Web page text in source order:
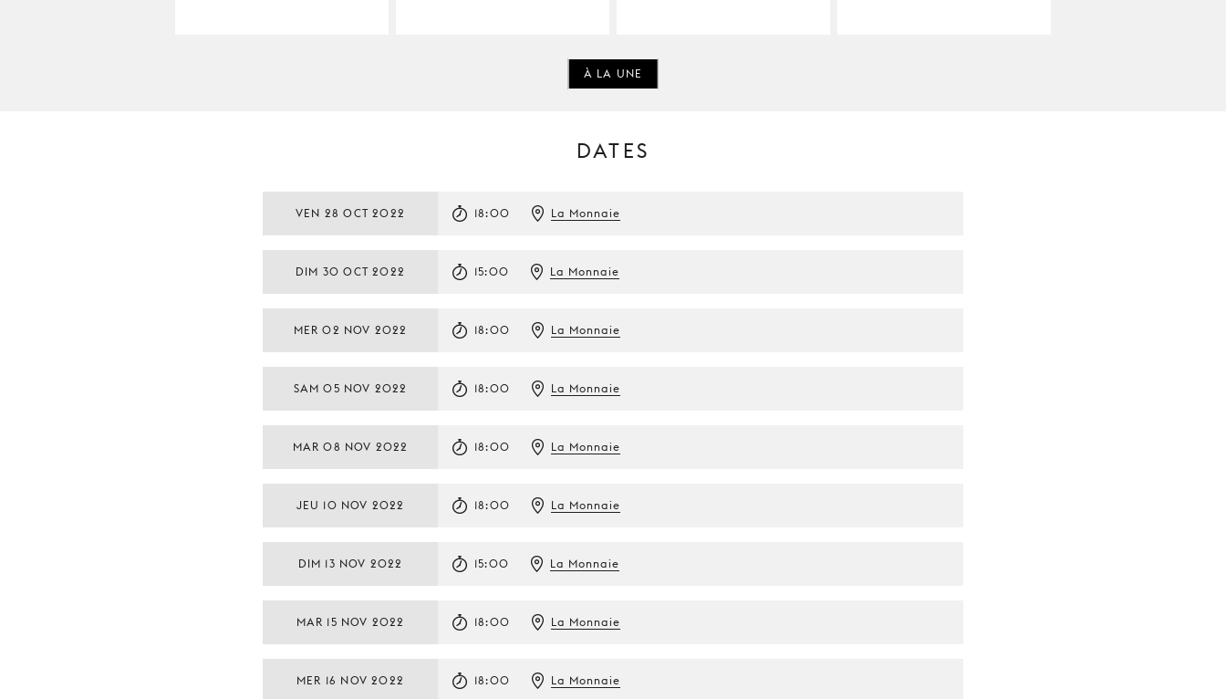
À LA UNE
DATES
VEN 28 OCT 2022 18:00 La Monnaie
DIM 30 OCT 2022 15:00 La Monnaie
MER 02 NOV 2022 18:00 La Monnaie
SAM 05 NOV 2022 18:00 La Monnaie
MAR 08 NOV 2022 18:00 La Monnaie
JEU 10 NOV 2022 18:00 La Monnaie
DIM 13 NOV 2022 15:00 La Monnaie
MAR 15 NOV 2022 18:00 La Monnaie
MER 16 NOV 2022 18:00 La Monnaie